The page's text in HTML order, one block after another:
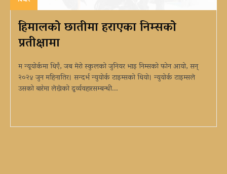
हिमालको छातीमा हराएका निम्सको
प्रतीक्षामा
म न्यूयोर्कमा थिएँ, जब मेरो स्कुलको जुनियर भाइ निम्सको फोन आयो, सन्
२०२४ जुन महिनातिर। सन्दर्भ न्युयोर्क टाइम्सको थियो। न्युयोर्क टाइम्सले
उसको बारेमा लेखेको दुर्व्यवहारसम्बन्धी...